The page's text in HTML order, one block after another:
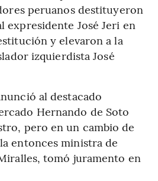
peruanos destituyeron
expresidente José Jeri en
y elevaron a la
izquierdista José
al destacado
Hernando de Soto
pero en un cambio de
entonces ministra de
tomó juramento en